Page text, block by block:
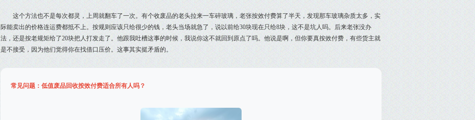
这个方法也不是每次都灵，上周就翻车了一次。有个收废品的老头拉来一车碎玻璃，老张按效付费算了半天，发现那车玻璃杂质太多，实
际能卖出的价格连运费都抵不上。按规则应该只给很少的钱，老头当场就急了，说以前给30块现在只给8块，这不是坑人吗。后来老张没办
法，还是按老规矩给了20块把人打发走了。他跟我吐槽这事的时候，我说你这不就回到原点了吗。他说是啊，但你要真按效付费，有些货主就
是不接受，因为他们觉得你在找借口压价。这事其实挺矛盾的。
常见问题：低值废品回收按效付费适合所有人吗？